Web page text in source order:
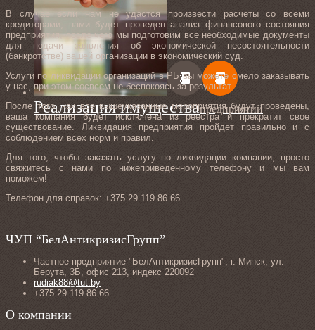
Реализация имуществапредприятий
В случае если нам не удастся произвести расчеты со всеми
кредиторами, нами будет проведен анализ финансового состояния
предприятия, после чего мы подготовим все необходимые документы
для подачи заявления об экономической несостоятельности
(банкротстве) вашей организации в экономический суд.
Услуги по ликвидации организаций в РБ вы можете смело заказывать
у нас, при этом сосвсем не беспокоясь за результат.
После того, как все вышеуказанные мероприятия будут проведены,
ваша компания будет исключена из реестра и прекратит свое
существование. Ликвидация предприятия пройдет правильно и с
соблюдением всех норм и правил.
Для того, чтобы заказать услугу по ликвидации компании, просто
свяжитесь с нами по нижеприведенному телефону и мы вам
поможем!
Телефон для справок: +375 29 119 86 66
ЧУП “БелАнтикризисГрупп”
Частное предприятие "БелАнтикризисГрупп", г. Минск, ул.
Берута, 3Б, офис 213, индекс 220092
rudiak88@tut.by
+375 29 119 86 66
О компании